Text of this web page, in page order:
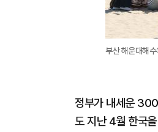
부산 해운대해
정부가 내세운
도 지난 4월 한국